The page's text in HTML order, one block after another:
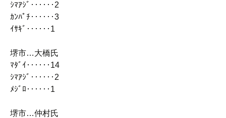
ｼﾏｱｼﾞ‥‥‥2
ｶﾝﾊﾟﾁ‥‥‥3
ｲｻｷﾞ‥‥‥1
堺市…大橋氏
ﾏﾀﾞｲ‥‥‥14
ｼﾏｱｼﾞ‥‥‥2
ﾒｼﾞﾛ‥‥‥1
堺市…仲村氏